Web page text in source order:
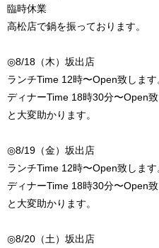
臨時休業
高松店で鍋を振っております。
◎8/18（木）坂出店
ランチTime 12時〜Open致します
ディナーTime 18時30分〜Open
と大変助かります。
◎8/19（金）坂出店
ランチTime 12時〜Open致します
ディナーTime 18時30分〜Open
と大変助かります。
◎8/20（土）坂出店